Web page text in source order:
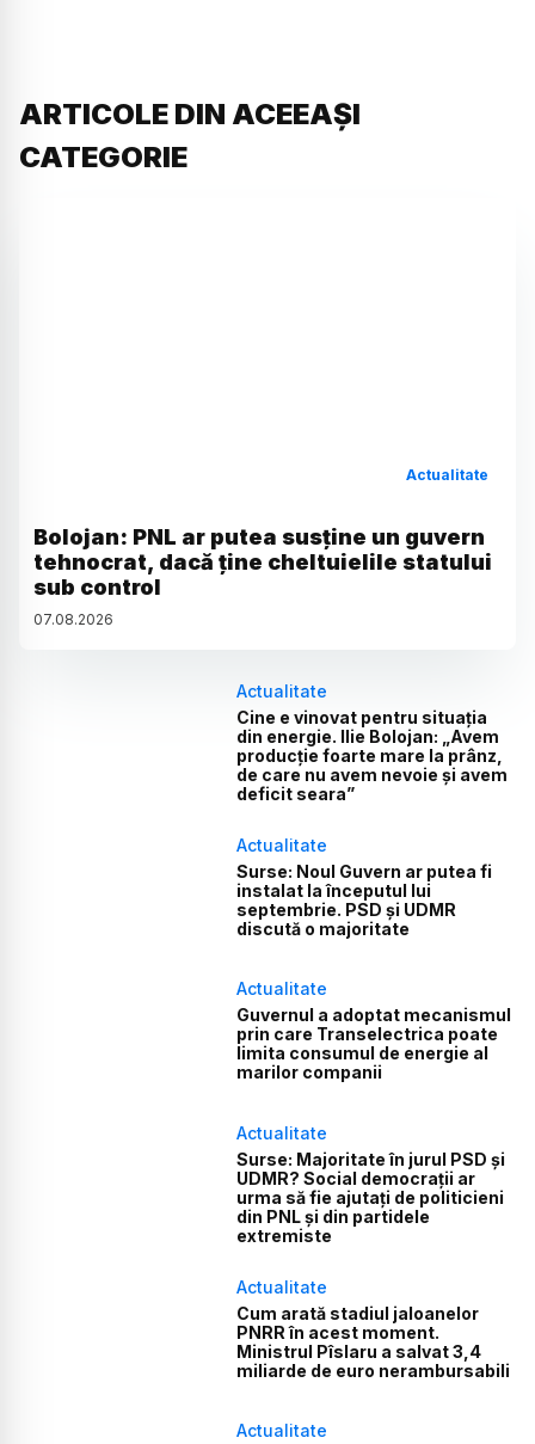
ARTICOLE DIN ACEEAȘI
CATEGORIE
Actualitate
Bolojan: PNL ar putea susține un guvern
tehnocrat, dacă ține cheltuielile statului
sub control
07.08.2026
Actualitate
Cine e vinovat pentru situația
din energie. Ilie Bolojan: „Avem
producție foarte mare la prânz,
de care nu avem nevoie și avem
deficit seara”
Actualitate
Surse: Noul Guvern ar putea fi
instalat la începutul lui
septembrie. PSD și UDMR
discută o majoritate
Actualitate
Guvernul a adoptat mecanismul
prin care Transelectrica poate
limita consumul de energie al
marilor companii
Actualitate
Surse: Majoritate în jurul PSD și
UDMR? Social democrații ar
urma să fie ajutați de politicieni
din PNL și din partidele
extremiste
Actualitate
Cum arată stadiul jaloanelor
PNRR în acest moment.
Ministrul Pîslaru a salvat 3,4
miliarde de euro nerambursabili
Actualitate